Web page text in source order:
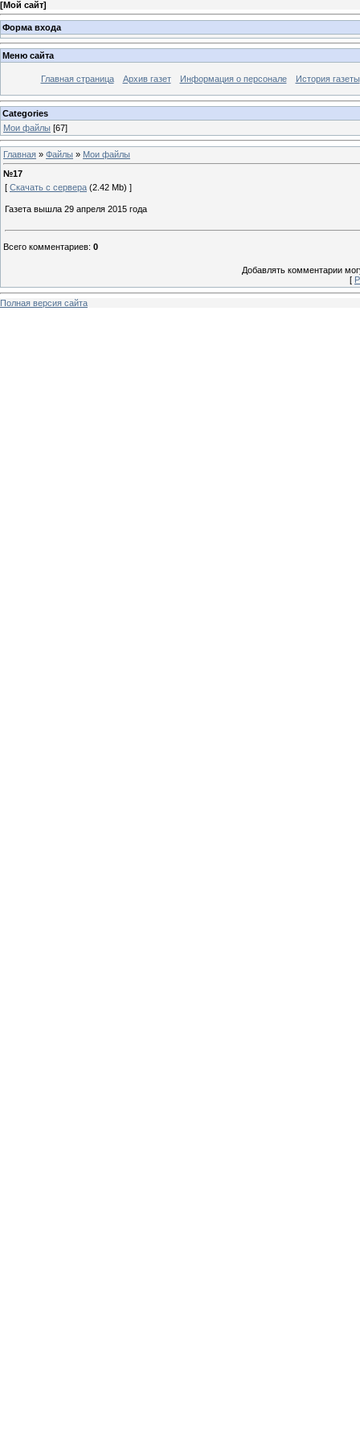
[Мой сайт]
Форма входа
Меню сайта
Главная страница Архив газет Информация о персонале История газеты
Categories
Мои файлы [67]
Главная » Файлы » Мои файлы
№17
[ Скачать с сервера (2.42 Mb) ]
Газета вышла 29 апреля 2015 года
Всего комментариев: 0
Добавлять комментарии
[
Полная версия сайта